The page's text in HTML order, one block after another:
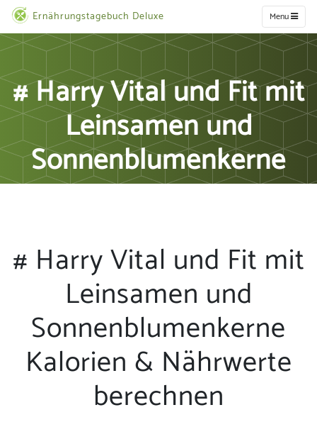
Ernährungstagebuch Deluxe Menu
# Harry Vital und Fit mit
Leinsamen und
Sonnenblumenkerne
# Harry Vital und Fit mit
Leinsamen und
Sonnenblumenkerne
Kalorien & Nährwerte
berechnen